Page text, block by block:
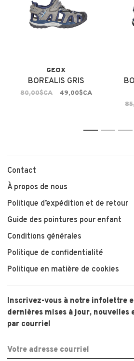
GEOX
BOREALIS GRIS
80,00$CA 49,00$CA
1 2 3
Contact
À propos de nous
Politique d’expédition et de retour
Guide des pointures pour enfant
Conditions générales
Politique de confidentialité
Politique en matière de cookies
Inscrivez-vous à notre infolettre
dernières mises à jour, nouvelles
par courriel